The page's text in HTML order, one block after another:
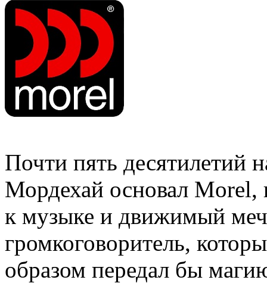
Почти пять десятилетий
Мордехай основал
к музыке и движимый
громкоговоритель,
образом передал бы